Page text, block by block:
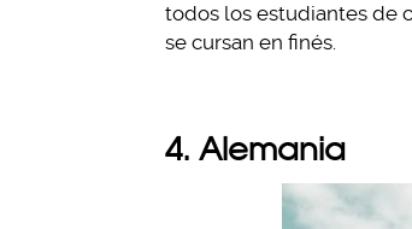
todos los estudiantes de
se cursan en finés.
4. Alemania